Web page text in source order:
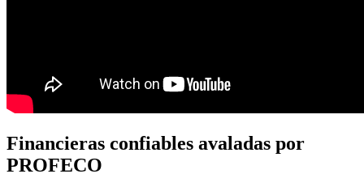
Financieras confiables avaladas por
PROFECO